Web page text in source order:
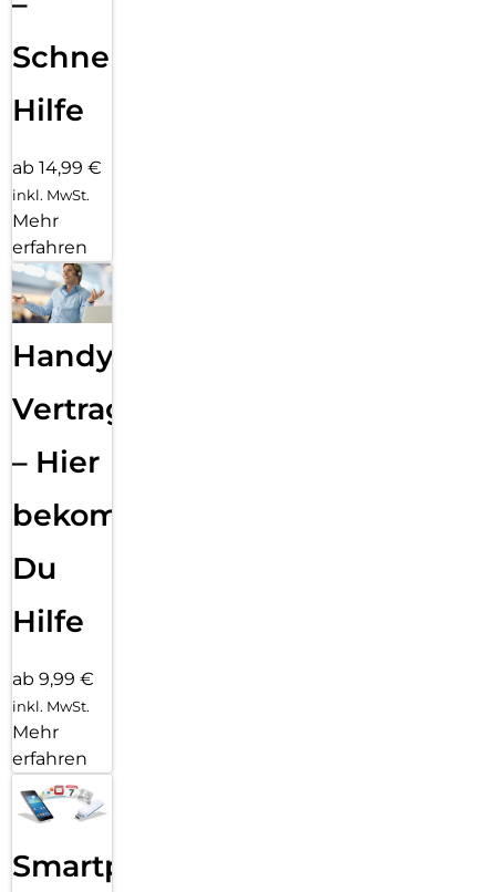
Schnelle
Hilfe
ab 14,99 €
inkl. MwSt.
Mehr
erfahren
Handy
Vertragsabwicklung
– Hier
bekommst
Du
Hilfe
ab 9,99 €
inkl. MwSt.
Mehr
erfahren
Smartphone